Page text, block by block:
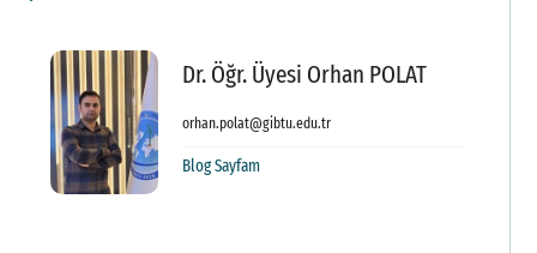
Dr. Öğr. Üyesi Orhan POLAT
orhan.polat@gibtu.edu.tr
Blog Sayfam